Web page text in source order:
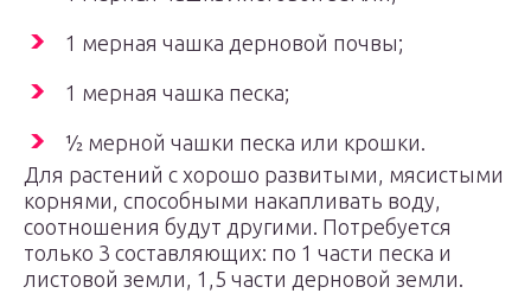
1 мерная чашка дерновой почвы;
1 мерная чашка песка;
½ мерной чашки песка или крошки.
Для растений с хорошо развитыми, мясистыми
корнями, способными накапливать воду,
соотношения будут другими. Потребуется
только 3 составляющих: по 1 части песка и
листовой земли, 1,5 части дерновой земли.